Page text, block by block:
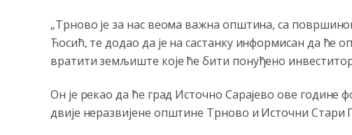
„Трново је за нас веома важна општина, са
Ћосић, те додао да је на састанку информисан да ће
вратити земљиште које ће бити понуђено
Он је рекао да ће град Источно Сарајево ове године
двије неразвијене општине Трново и Источни Стари